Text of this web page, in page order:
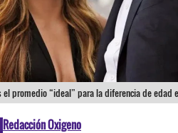
el promedio “ideal” para la diferencia de edad
Redacción Oxigeno